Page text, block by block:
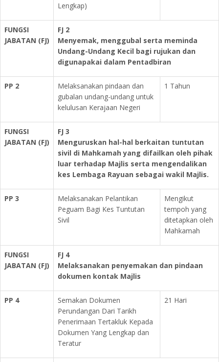
Lengkap)
FUNGSI
JABATAN (FJ)
FJ 2
Menyemak, menggubal serta meminda
Undang-Undang Kecil bagi rujukan dan
digunapakai dalam Pentadbiran
PP 2
Melaksanakan pindaan dan
gubalan undang-undang untuk
kelulusan Kerajaan Negeri
1 Tahun
FUNGSI
JABATAN (FJ)
FJ 3
Menguruskan hal-hal berkaitan tuntutan
sivil di Mahkamah yang difailkan oleh pihak
luar terhadap Majlis serta mengendalikan
kes Lembaga Rayuan sebagai wakil Majlis.
PP 3
Melaksanakan Pelantikan
Peguam Bagi Kes Tuntutan
Sivil
Mengikut
tempoh yang
ditetapkan oleh
Mahkamah
FUNGSI
JABATAN (FJ)
FJ 4
Melaksanakan penyemakan dan pindaan
dokumen kontak Majlis
PP 4
Semakan Dokumen
Perundangan Dari Tarikh
Penerimaan Tertakluk Kepada
Dokumen Yang Lengkap dan
Teratur
21 Hari